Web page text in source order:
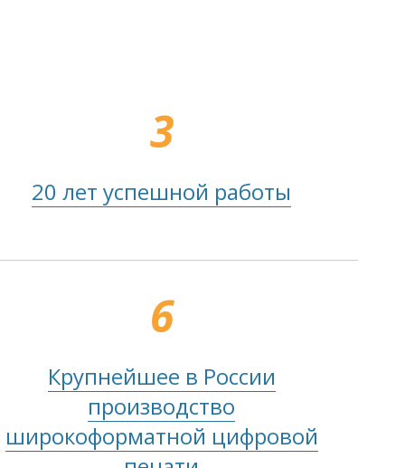
3
20 лет успешной работы
6
Крупнейшее в России
производство
широкоформатной цифровой